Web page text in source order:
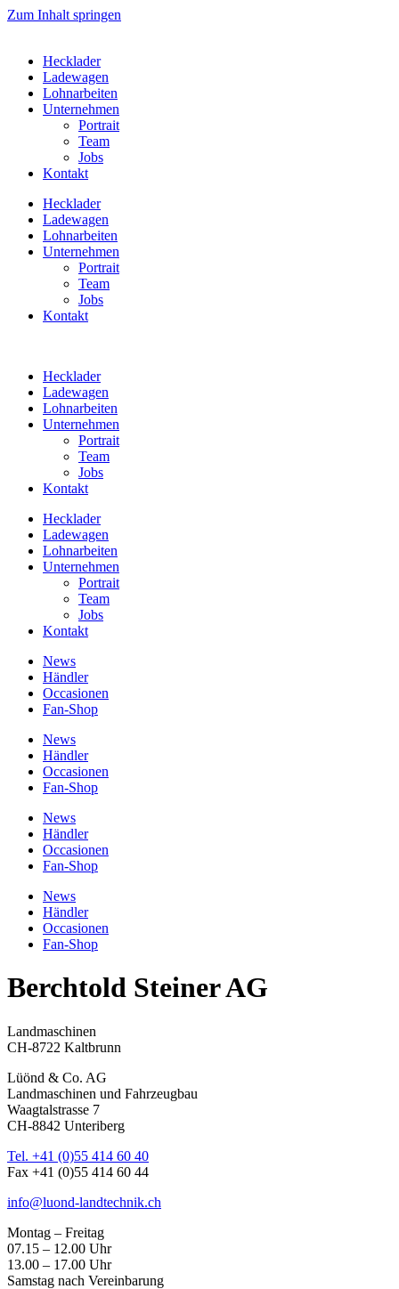
Zum Inhalt springen
Hecklader
Ladewagen
Lohnarbeiten
Unternehmen
Portrait
Team
Jobs
Kontakt
Hecklader
Ladewagen
Lohnarbeiten
Unternehmen
Portrait
Team
Jobs
Kontakt
Hecklader
Ladewagen
Lohnarbeiten
Unternehmen
Portrait
Team
Jobs
Kontakt
Hecklader
Ladewagen
Lohnarbeiten
Unternehmen
Portrait
Team
Jobs
Kontakt
News
Händler
Occasionen
Fan-Shop
News
Händler
Occasionen
Fan-Shop
News
Händler
Occasionen
Fan-Shop
News
Händler
Occasionen
Fan-Shop
Berchtold Steiner AG
Landmaschinen
CH-8722 Kaltbrunn
Lüönd & Co. AG
Landmaschinen und Fahrzeugbau
Waagtalstrasse 7
CH-8842 Unteriberg
Tel. +41 (0)55 414 60 40
Fax +41 (0)55 414 60 44
info@luond-landtechnik.ch
Montag – Freitag
07.15 – 12.00 Uhr
13.00 – 17.00 Uhr
Samstag nach Vereinbarung